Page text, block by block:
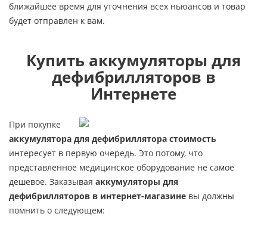
ближайшее время для уточнения всех ньюансов и товар
будет отправлен к вам.
Купить аккумуляторы для
дефибрилляторов в
Интернете
При покупке
аккумулятора для дефибриллятора стоимость
интересует в первую очередь. Это потому, что
представленное медицинское оборудование не самое
дешевое. Заказывая аккумуляторы для
дефибрилляторов в интернет-магазине вы должны
помнить о следующем: